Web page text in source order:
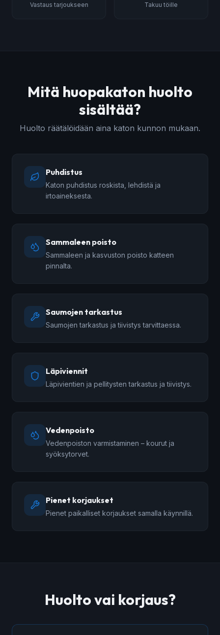
Vastaus tarjoukseen Takuu töille
Mitä huopakaton huolto
sisältää?
Huolto räätälöidään aina katon kunnon mukaan.
Puhdistus
Katon puhdistus roskista, lehdistä ja
irtoaineksesta.
Sammaleen poisto
Sammaleen ja kasvuston poisto katteen
pinnalta.
Saumojen tarkastus
Saumojen tarkastus ja tiivistys tarvittaessa.
Läpiviennit
Läpivientien ja pellitysten tarkastus ja tiivistys.
Vedenpoisto
Vedenpoiston varmistaminen – kourut ja
syöksytorvet.
Pienet korjaukset
Pienet paikalliset korjaukset samalla käynnillä.
Huolto vai korjaus?